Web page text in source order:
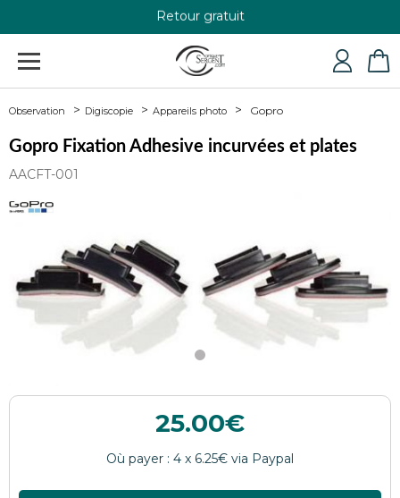
Retour gratuit
Observation Digiscopie Appareils photo Gopro
Gopro Fixation Adhesive incurvées et plates
AACFT-001
25.00